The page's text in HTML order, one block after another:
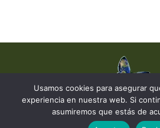
© The Earth Stories Collection - 2019.
Diseñado por ©
Usamos cookies para asegurar
experiencia en nuestra web. Si
asumiremos que estás de